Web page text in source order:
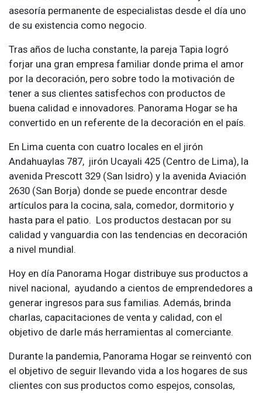
asesoría permanente de especialistas desde el día uno
de su existencia como negocio.
Tras años de lucha constante, la pareja Tapia logró
forjar una gran empresa familiar donde prima el amor
por la decoración, pero sobre todo la motivación de
tener a sus clientes satisfechos con productos de
buena calidad e innovadores. Panorama Hogar se ha
convertido en un referente de la decoración en el país.
En Lima cuenta con cuatro locales en el jirón
Andahuaylas 787, jirón Ucayali 425 (Centro de Lima), la
avenida Prescott 329 (San Isidro) y la avenida Aviación
2630 (San Borja) donde se puede encontrar desde
artículos para la cocina, sala, comedor, dormitorio y
hasta para el patio. Los productos destacan por su
calidad y vanguardia con las tendencias en decoración
a nivel mundial.
Hoy en día Panorama Hogar distribuye sus productos a
nivel nacional, ayudando a cientos de emprendedores a
generar ingresos para sus familias. Además, brinda
charlas, capacitaciones de venta y calidad, con el
objetivo de darle más herramientas al comerciante.
Durante la pandemia, Panorama Hogar se reinventó con
el objetivo de seguir llevando vida a los hogares de sus
clientes con sus productos como espejos, consolas,